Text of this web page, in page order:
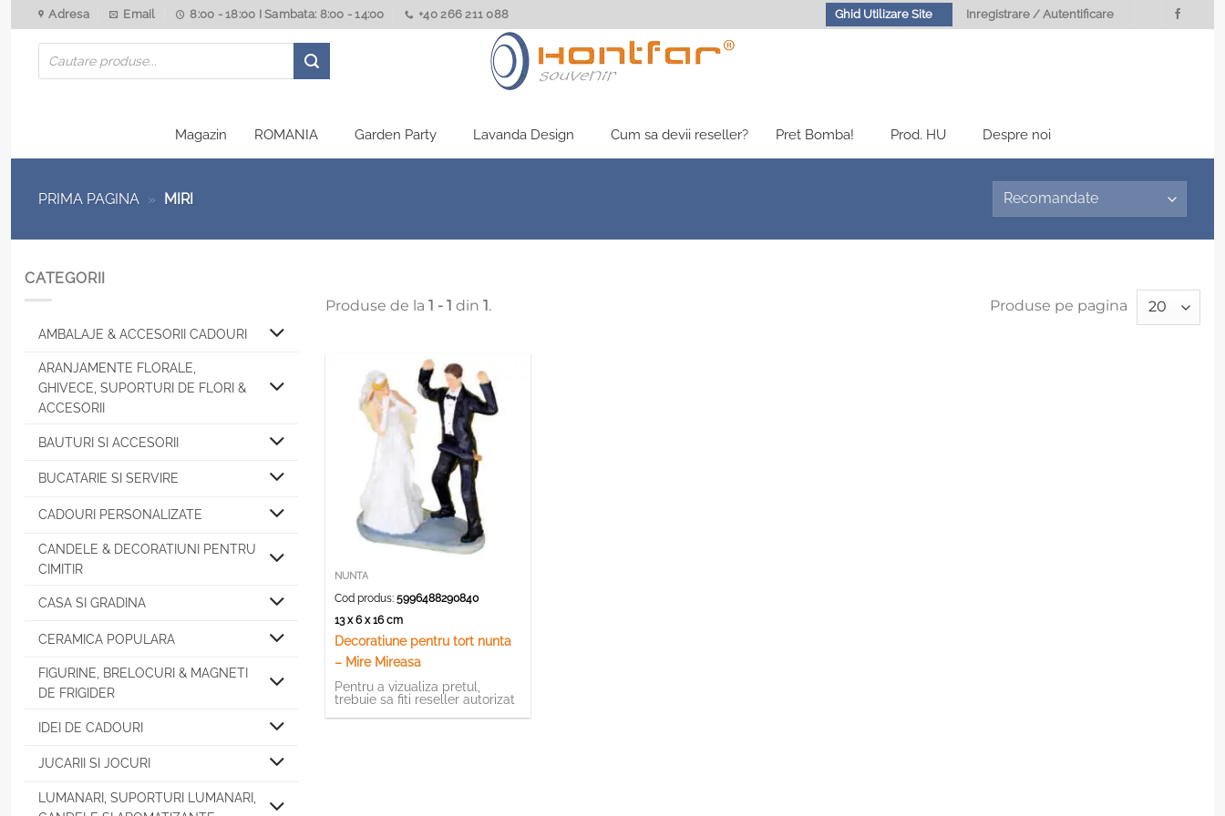
to
content
Adresa Email 8:00 - 18:00 I Sambata: 8:00 - 14:00 +40 266 211 088 Ghid Utilizare Site Inregistrare / Autentificare
Products
search
Magazin ROMANIA Garden Party Lavanda Design Cum sa devii reseller? Pret Bomba! Prod. HU Despre noi
PRIMA PAGINA » MIRI
CATEGORII
AMBALAJE & ACCESORII CADOURI
ARANJAMENTE FLORALE,
GHIVECE, SUPORTURI DE FLORI &
ACCESORII
BAUTURI SI ACCESORII
BUCATARIE SI SERVIRE
CADOURI PERSONALIZATE
CANDELE & DECORATIUNI PENTRU
CIMITIR
CASA SI GRADINA
CERAMICA POPULARA
FIGURINE, BRELOCURI & MAGNETI
DE FRIGIDER
IDEI DE CADOURI
JUCARII SI JOCURI
LUMANARI, SUPORTURI LUMANARI,
Produse de la 1 - 1 din 1. Produse pe pagina
NUNTA
Cod produs:5996488290840
13 x 6 x 16 cm
Decoratiune pentru tort nunta
– Mire Mireasa
Pentru a vizualiza pretul,
trebuie sa fiti reseller autorizat